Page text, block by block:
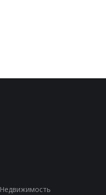
Недвижимость